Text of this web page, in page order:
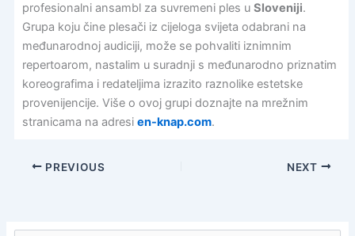
profesionalni ansambl za suvremeni ples u Sloveniji.
Grupa koju čine plesači iz cijeloga svijeta odabrani na
međunarodnoj audiciji, može se pohvaliti iznimnim
repertoarom, nastalim u suradnji s međunarodno priznatim
koreografima i redateljima izrazito raznolike estetske
provenijencije. Više o ovoj grupi doznajte na mrežnim
stranicama na adresi en-knap.com.
PREVIOUS NEXT